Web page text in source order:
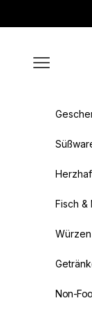
Menü
Fisch &
Non-